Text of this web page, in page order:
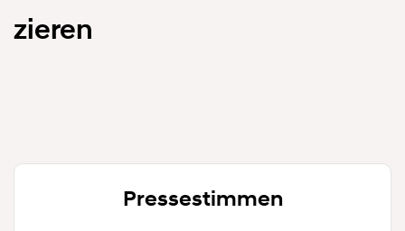
zieren
Pressestimmen